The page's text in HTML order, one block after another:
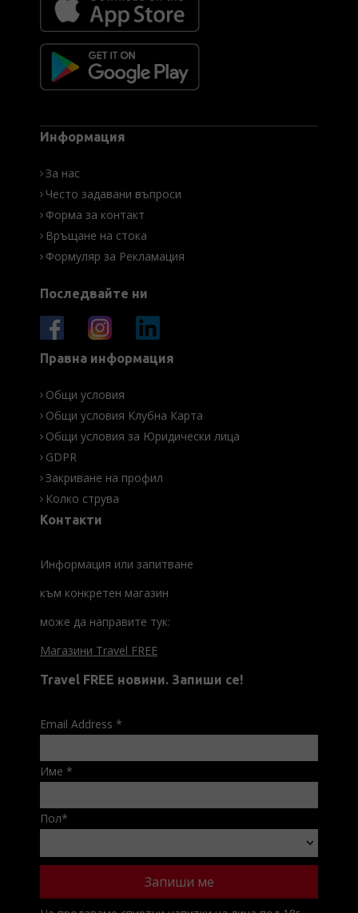
Информация
За нас
Често задавани въпроси
Форма за контакт
Връщане на стока
Формуляр за Рекламация
Последвайте ни
Правна информация
Общи условия
Общи условия Клубна Карта
Общи условия за Юридически лица
GDPR
Закриване на профил
Колко струва
Контакти
Информация или запитване
към конкретен магазин
може да направите тук:
Магазини Travel FREE
Travel FREE новини. Запиши се!
Email Address *
Име *
Пол*